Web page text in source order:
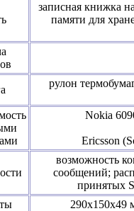
записная книжка
памяти для
рулон
Nokia
Ericsson
возможность
сообщений;
принятых
290х150х49